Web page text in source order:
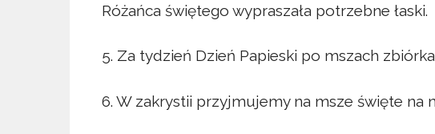
Różańca świętego wypraszała potrzebne łaski.
5. Za tydzień Dzień Papieski po mszach
6. W zakrystii przyjmujemy na msze święte na